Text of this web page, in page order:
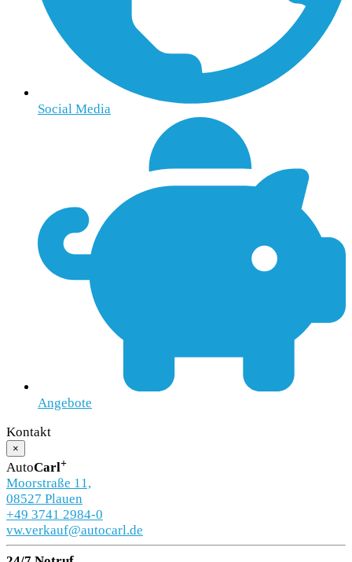
Social Media
Angebote
Kontakt
×
AutoCarl+
Moorstraße 11,
08527 Plauen
+49 3741 2984-0
vw.verkauf@autocarl.de